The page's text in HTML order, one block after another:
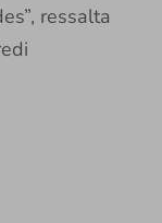
ressalta